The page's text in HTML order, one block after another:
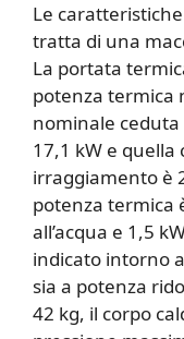
Le
tratta di una
La portata
potenza termica
nominale ceduta
17,1 kW e quella
irraggiamento è
potenza termica
all’acqua e 1,5
indicato intorno
sia a potenza
42 kg, il corpo